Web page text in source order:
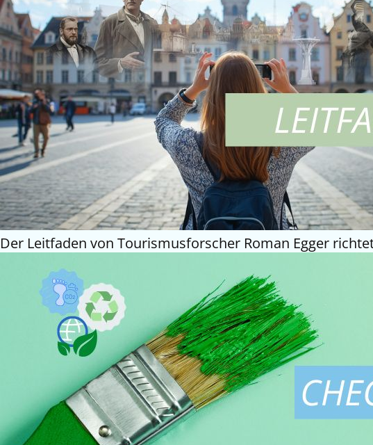
Der Leitfaden von Tourismusforscher Roman Egger